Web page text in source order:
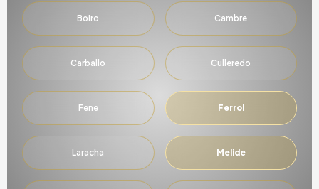
Boiro Cambre
Carballo Culleredo
Fene Ferrol
Laracha Melide